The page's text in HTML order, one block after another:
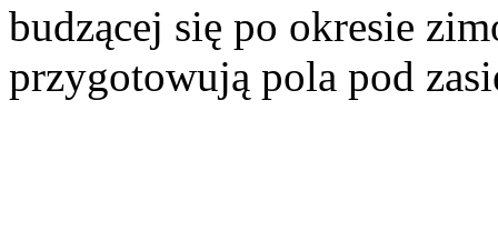
budzącej się po okresie
przygotowują pola pod